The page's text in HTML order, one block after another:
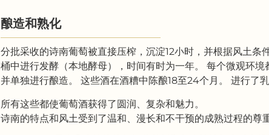
酿造和熟化
分批采收的诗南葡萄被直接压榨，沉淀12小时，并根据风土条
桶中进行发酵（本地酵母），时间有时为一年。 每个微观环境
并单独进行酿造。 这些酒在酒糟中陈酿18至24个月。 进行了乳
所有这些都使葡萄酒获得了圆润、复杂和魅力。
诗南的特点和风土受到了温和、漫长和不干预的成熟过程的尊重